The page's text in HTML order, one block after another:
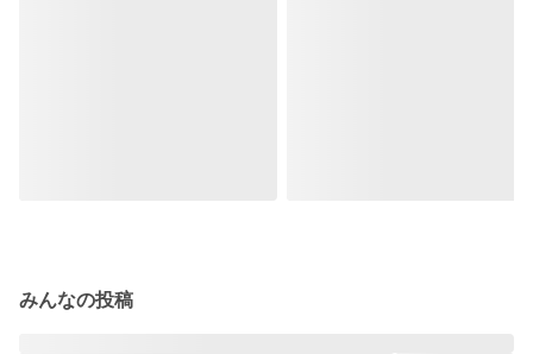
みんなの投稿